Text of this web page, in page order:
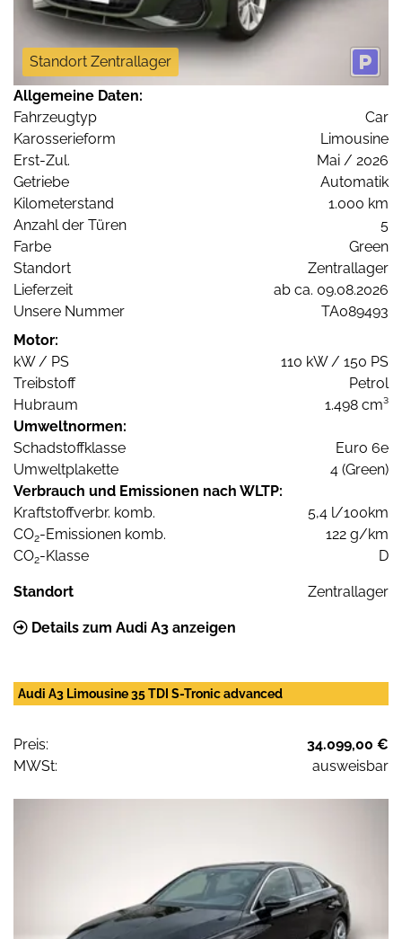
Standort Zentrallager
Allgemeine Daten:
Fahrzeugtyp
Car
Karosserieform
Limousine
Erst-Zul.
Mai / 2026
Getriebe
Automatik
Kilometerstand
1.000 km
Anzahl der Türen
5
Farbe
Green
Standort
Zentrallager
Lieferzeit
ab ca. 09.08.2026
Unsere Nummer
TA089493
Motor:
kW / PS
110 kW / 150 PS
Treibstoff
Petrol
Hubraum
1.498 cm³
Umweltnormen:
Schadstoffklasse
Euro 6e
Umweltplakette
4 (Green)
Verbrauch und Emissionen nach WLTP:
Kraftstoffverbr. komb.
5,4 l/100km
CO2-Emissionen komb.
122 g/km
CO2-Klasse D
Standort Zentrallager
Details zum Audi A3 anzeigen
Audi A3 Limousine 35 TDI S-Tronic advanced
Preis:
34.099,00 €
MWSt:
ausweisbar